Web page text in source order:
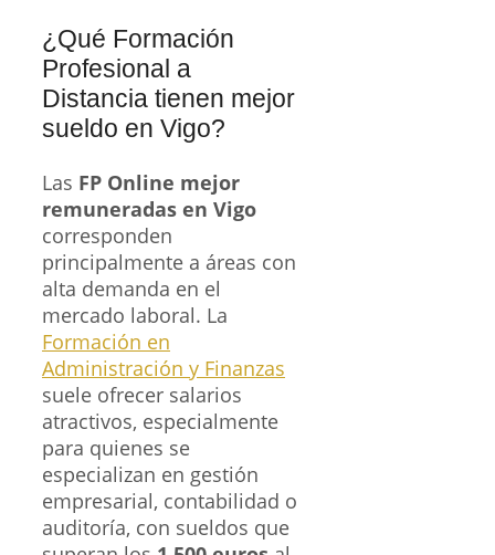
¿Qué Formación
Profesional a
Distancia tienen mejor
sueldo en Vigo?
Las FP Online mejor
remuneradas en Vigo
corresponden
principalmente a áreas con
alta demanda en el
mercado laboral. La
Formación en
Administración y Finanzas
suele ofrecer salarios
atractivos, especialmente
para quienes se
especializan en gestión
empresarial, contabilidad o
auditoría, con sueldos que